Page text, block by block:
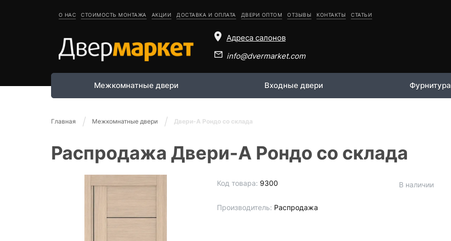
О НАС СТОИМОСТЬ МОНТАЖА АКЦИИ ДОСТАВКА И ОПЛАТА ДВЕРИ ОПТОМ ОТЗЫВЫ КОНТАКТЫ СТАТЬИ
Адреса салонов
info@dvermarket.com
Межкомнатные двери Входные двери Фурнитура
Главная Межкомнатные двери Двери-А Рондо со склада
Распродажа Двери-А Рондо со склада
Код товара: 9300
Производитель: Распродажа
В наличии